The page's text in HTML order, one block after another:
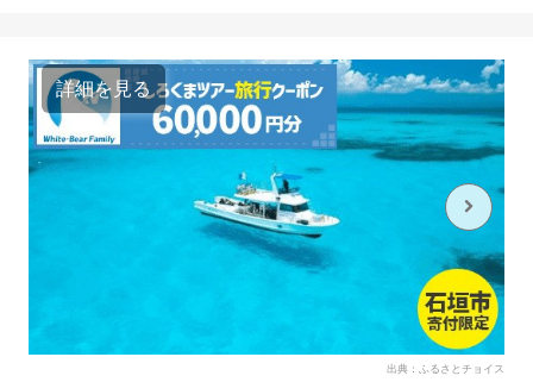
詳細を見る
出典：ふるさとチョイス